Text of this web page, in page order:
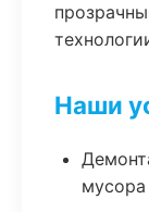
Наши
мусора